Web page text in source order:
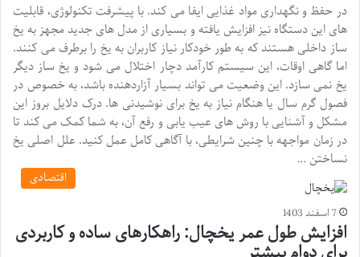
در حفظ و نگهداری مواد غذایی ایفا می کند. با پیشرفت تکنولوژی، قابلیت
های این دستگاه نیز افزایش یافته و بسیاری از مدل های جدید مجهز به یخ
ساز داخلی هستند که به طور خودکار نیاز کاربران به یخ را برطرف می کنند.
اما گاهی اوقات، این سیستم کارآمد دچار اختلال می شود و یخ ساز دیگر
یخ نمی سازد. این وضعیت می تواند بسیار آزاردهنده باشد، به خصوص در
فصول گرم سال یا هنگام نیاز به یخ برای نوشیدنی ها. درک دلایل بروز این
مشکل و آشنایی با روش های عیب یابی و رفع آن، به شما کمک می کند تا
در زمان مواجهه با چنین شرایطی، با آگاهی کامل عمل کنید. علل اصلی یخ
نساختن …
اقتصادی
7 اسفند 1403
افزایش طول عمر یخچال: راهکارهای ساده و کاربردی